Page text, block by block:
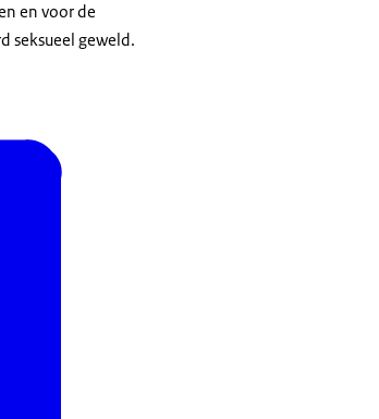
en voor de
seksueel geweld.